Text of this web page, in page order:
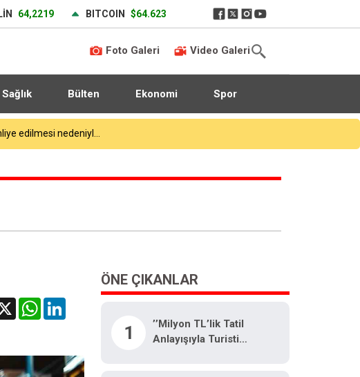
64,2219 BITCOIN $64.623
Foto Galeri Video Galeri
Sağlık Bülten Ekonomi Spor
X WhatsAppLinkedIn
ÖNE ÇIKANLAR
1
’’Milyon TL’lik Tatil
Anlayışıyla Turisti